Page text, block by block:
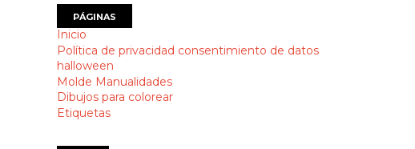
PÁGINAS
Inicio
Política de privacidad consentimiento de datos
halloween
Molde Manualidades
Dibujos para colorear
Etiquetas